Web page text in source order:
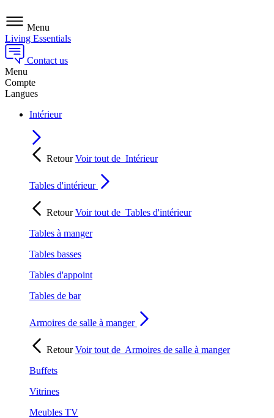
Menu
Living Essentials
Contact us
Menu
Compte
Langues
Intérieur
RetourVoir tout de Intérieur
Tables d'intérieur
RetourVoir tout de Tables d'intérieur
Tables à manger
Tables basses
Tables d'appoint
Tables de bar
Armoires de salle à manger
RetourVoir tout de Armoires de salle à manger
Buffets
Vitrines
Meubles TV